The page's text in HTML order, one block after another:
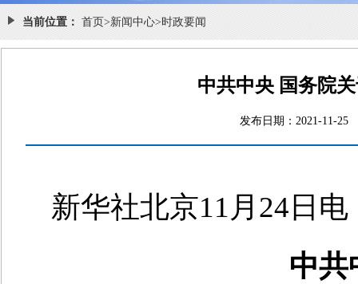
当前位置： 首页>新闻中心>时政要闻
中共中央 国务院
发布日期：
新华社北京11月24日电
中共